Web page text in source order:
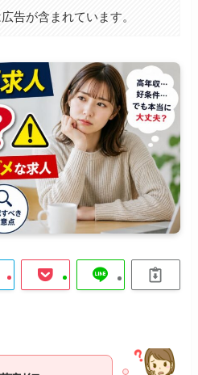
告が含まれています。